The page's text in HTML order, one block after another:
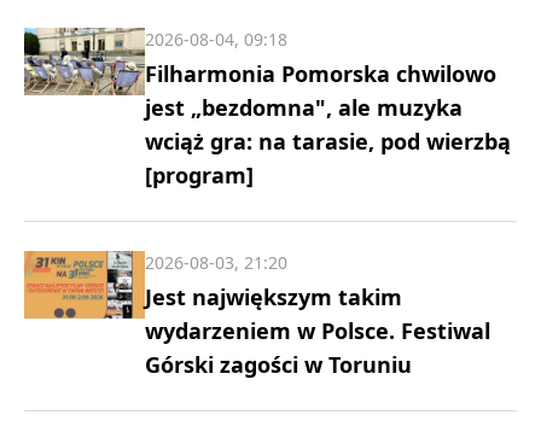
Filharmonia Pomorska chwilowo
jest „bezdomna", ale muzyka
wciąż gra: na tarasie, pod wierzbą
[program]
2026-08-04, 09:18
Jest największym takim
wydarzeniem w Polsce. Festiwal
Górski zagości w Toruniu
2026-08-03, 21:20